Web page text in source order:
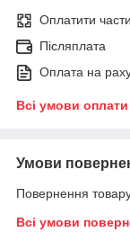
Оплатити
Післяплата
Оплата на
Всі умови оплати
Умови
Повернення
Всі умови